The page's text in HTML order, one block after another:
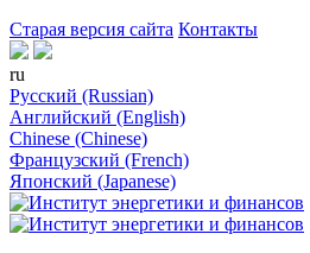
Старая версия сайта Контакты
ru
Русский (Russian)
Английский (English)
Chinese (Chinese)
Французский (French)
Японский (Japanese)